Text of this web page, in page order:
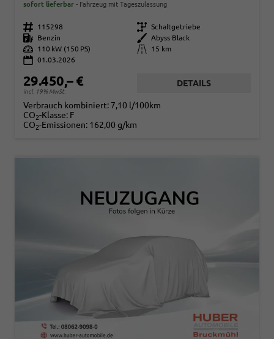
sofort lieferbar Fahrzeug mit Tageszulassung
Fahrzeugnr. 115298 Getriebe Schaltgetriebe
Kraftstoff
Benzin Außenfarbe
Abyss Black
Leistung
110 kW (150 PS) Kilometerstand
15 km
01.03.2026
29.450,– €
incl. 19% MwSt.
DETAILS
Verbrauch kombiniert: 7,10 l/100km
CO2-Klasse: F
CO2-Emissionen: 162,00 g/km